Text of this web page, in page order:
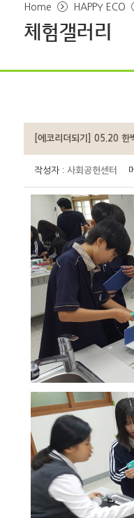
Home HAPPY ECO
[에코리더되기] 05.20 한
작성자 : 사회공헌센터